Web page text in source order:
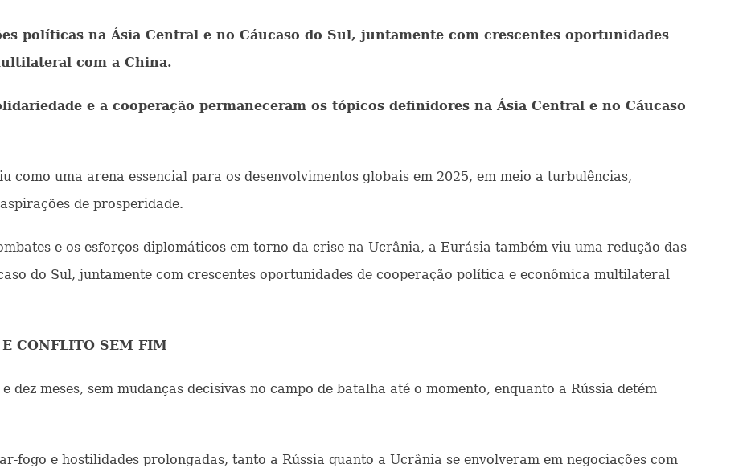
políticas na Ásia Central e no Cáucaso do Sul, juntamente com crescentes oportunidades
com a China.
e a cooperação permaneceram os tópicos definidores na Ásia Central e no Cáucaso
como uma arena essencial para os desenvolvimentos globais em 2025, em meio a turbulências,
de prosperidade.
e os esforços diplomáticos em torno da crise na Ucrânia, a Eurásia também viu uma redução das
do Sul, juntamente com crescentes oportunidades de cooperação política e econômica multilateral
E CONFLITO SEM FIM
meses, sem mudanças decisivas no campo de batalha até o momento, enquanto a Rússia detém
fogo e hostilidades prolongadas, tanto a Rússia quanto a Ucrânia se envolveram em negociações com